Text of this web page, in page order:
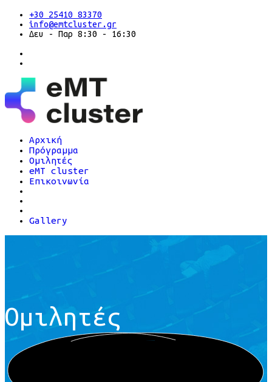
+30 25410 83370
info@emtcluster.gr
Δευ - Παρ 8:30 - 16:30
Αρχική
Πρόγραμμα
Ομιλητές
eMT cluster
Επικοινωνία
Gallery
Ομιλητές